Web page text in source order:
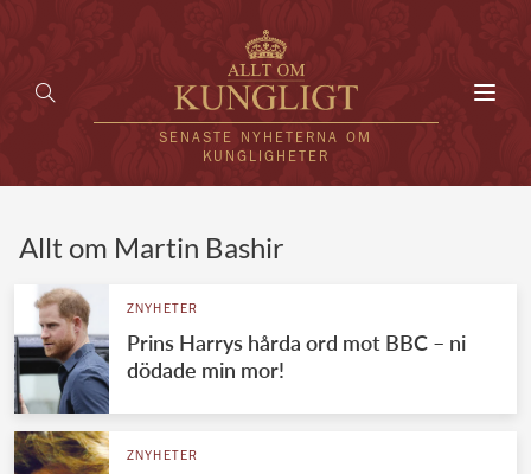
SENASTE NYHETERNA OM
KUNGLIGHETER
UTLÄNDSKT
VÄRLDENS KUNGAHUS
Allt om Martin Bashir
ZNYHETER
Prins Harrys hårda ord mot BBC – ni
dödade min mor!
ZNYHETER